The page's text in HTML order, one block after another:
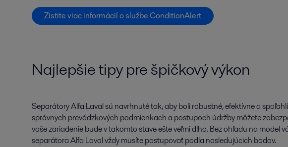
Zistite viac informácií o službe ConditionAlert
Najlepšie tipy pre špičkový výkon
Separátory Alfa Laval sú navrhnuté tak, aby boli robustné, efektívne a
správnych prevádzkových podmienkach a postupoch údržby môžete
vaše zariadenie bude v takomto stave ešte veľmi dlho. Bez ohľadu na model
separátora Alfa Laval vždy musíte postupovať podľa nasledujúcich bodov.